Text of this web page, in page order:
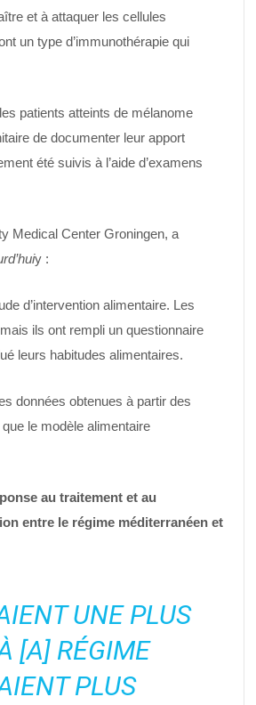
et à attaquer les cellules
un type d’immunothérapie qui
patients atteints de mélanome
de documenter leur apport
été suivis à l’aide d’examens
Medical Center Groningen, a
y :
d’intervention alimentaire. Les
ils ont rempli un questionnaire
leurs habitudes alimentaires.
données obtenues à partir des
le modèle alimentaire
au traitement et au
entre le régime méditerranéen et
UNE PLUS
[A] RÉGIME
PLUS